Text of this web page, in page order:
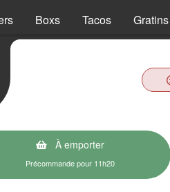
Boxs Tacos Gratins
À emporter
Précommande pour 11h20